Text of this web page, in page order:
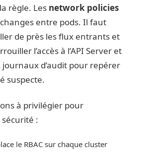
règle. Les network policies
entre pods. Il faut
de près les flux entrants et
l’accès à l’API Server et
journaux d’audit pour repérer
suspecte.
à privilégier pour
:
le RBAC sur chaque cluster